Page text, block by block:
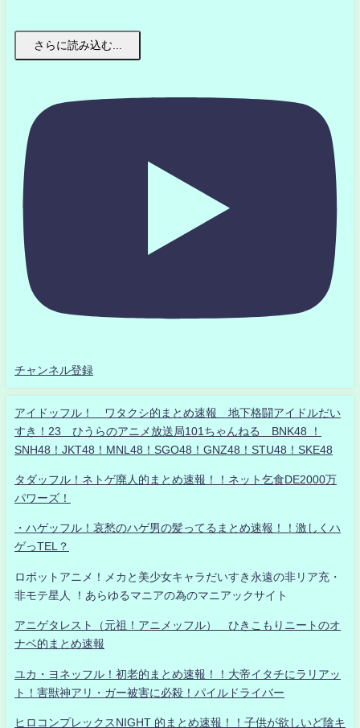
さらに読み込む...
チャンネル登録
アイドッフル！ ワタクシ的まとめ速報 地下格闘アイドルだい
すき！23 ひうらのアニメ放送局101ちゃんねる BNK48 ！
SNH48！JKT48！MNL48！SGO48！GNZ48！STU48！SKE48
タダッフル！ネトゲ廃人的まとめ速報！！ネット乞食DE2000万
パワーズ！
・ハゲッフル！哀愁のハゲ男の髪ってるまとめ速報！！激しくハ
ゲっTEL？
ロボットアニメ！メカと美少女キャラだいすき永遠の非リア充・
非モテ星人 ！あらゆるマニアの為のマニアックサイト
アニゲタレスト（元祖！アニメッフル） ひきこもりニートのオ
ナベ的まとめ速報
ユカ・ヨネッフル！初老的まとめ速報！！大帝イタチにラリアッ
ト！害獣神アリ・ガー被害に必殺！パイルドライバー
ヒロコンプレックスNIGHT 的まとめ速報！！子供が欲しいど陰キ